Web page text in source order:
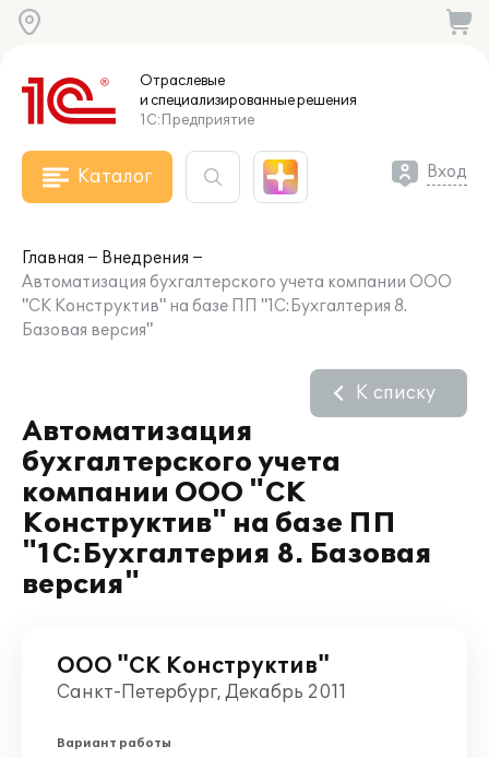
Отраслевые
и специализированныерешения
1С:Предприятие
Каталог Вход
Главная
Внедрения
Автоматизация бухгалтерского учета компании ООО
"СК Конструктив" на базе ПП "1С:Бухгалтерия 8.
Базовая версия"
Автоматизация
бухгалтерского учета
компании ООО "СК
Конструктив" на базе ПП
"1С:Бухгалтерия 8. Базовая
версия"
К списку
ООО "СК Конструктив"
Санкт-Петербург, Декабрь 2011
Вариант работы